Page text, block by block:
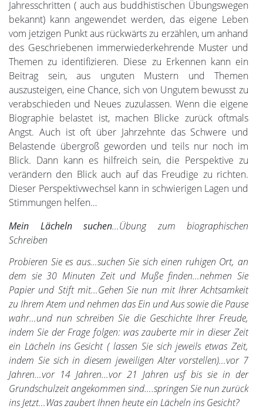
Jahresschritten ( auch aus buddhistischen Übungswegen
bekannt) kann angewendet werden, das eigene Leben
vom jetzigen Punkt aus rückwärts zu erzählen, um anhand
des Geschriebenen immerwiederkehrende Muster und
Themen zu identifizieren. Diese zu Erkennen kann ein
Beitrag sein, aus unguten Mustern und Themen
auszusteigen, eine Chance, sich von Ungutem bewusst zu
verabschieden und Neues zuzulassen. Wenn die eigene
Biographie belastet ist, machen Blicke zurück oftmals
Angst. Auch ist oft über Jahrzehnte das Schwere und
Belastende übergroß geworden und teils nur noch im
Blick. Dann kann es hilfreich sein, die Perspektive zu
verändern den Blick auch auf das Freudige zu richten.
Dieser Perspektivwechsel kann in schwierigen Lagen und
Stimmungen helfen…
Mein Lächeln suchen…Übung zum biographischen
Schreiben
Probieren Sie es aus…suchen Sie sich einen ruhigen Ort, an
dem sie 30 Minuten Zeit und Muße finden…nehmen Sie
Papier und Stift mit…Gehen Sie nun mit Ihrer Achtsamkeit
zu Ihrem Atem und nehmen das Ein und Aus sowie die Pause
wahr…und nun schreiben Sie die Geschichte Ihrer Freude,
indem Sie der Frage folgen: was zauberte mir in dieser Zeit
ein Lächeln ins Gesicht ( lassen Sie sich jeweils etwas Zeit,
indem Sie sich in diesem jeweiligen Alter vorstellen)…vor 7
Jahren…vor 14 Jahren…vor 21 Jahren usf bis sie in der
Grundschulzeit angekommen sind….springen Sie nun zurück
ins Jetzt…Was zaubert Ihnen heute ein Lächeln ins Gesicht?